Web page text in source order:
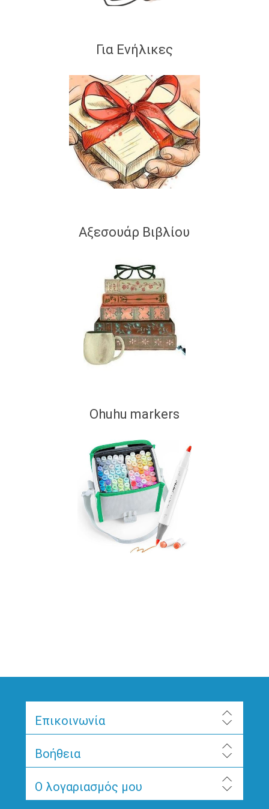
Για Ενήλικες
Αξεσουάρ Βιβλίου
Ohuhu markers
Επικοινωνία
Βοήθεια
Ο λογαριασμός μου